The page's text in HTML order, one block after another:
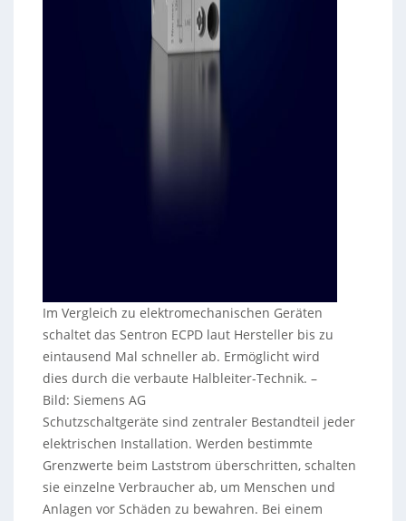
Im Vergleich zu elektromechanischen Geräten
schaltet das Sentron ECPD laut Hersteller bis zu
eintausend Mal schneller ab. Ermöglicht wird
dies durch die verbaute Halbleiter-Technik. –
Bild: Siemens AG
Schutzschaltgeräte sind zentraler Bestandteil jeder
elektrischen Installation. Werden bestimmte
Grenzwerte beim Laststrom überschritten, schalten
sie einzelne Verbraucher ab, um Menschen und
Anlagen vor Schäden zu bewahren. Bei einem